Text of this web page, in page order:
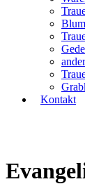
Kontakt